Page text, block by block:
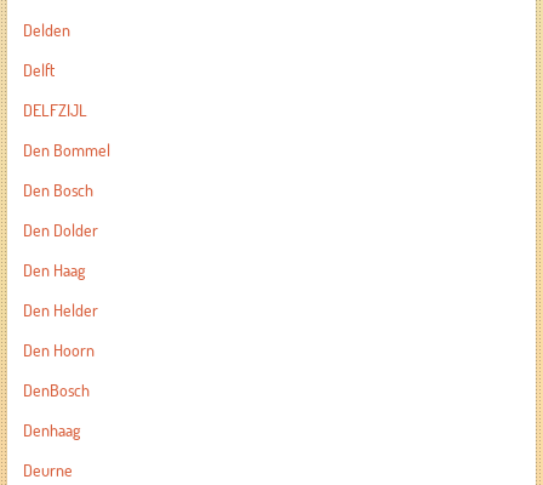
Delden
Delft
DELFZIJL
Den Bommel
Den Bosch
Den Dolder
Den Haag
Den Helder
Den Hoorn
DenBosch
Denhaag
Deurne